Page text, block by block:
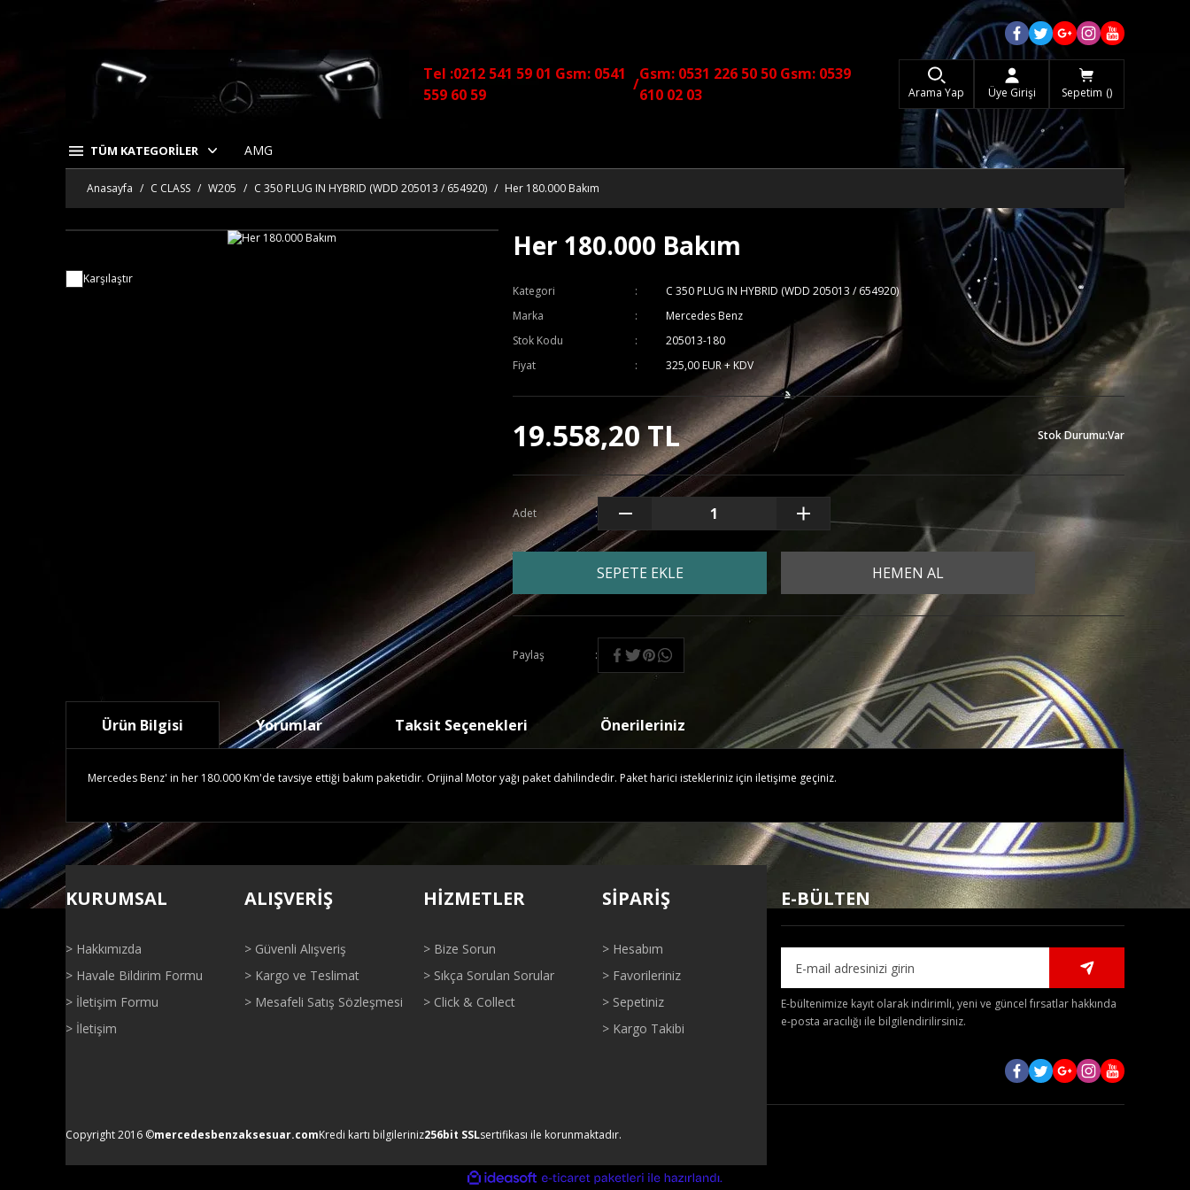
Tel :0212 541 59 01 Gsm: 0541
559 60 59
/
Gsm: 0531 226 50 50 Gsm: 0539
610 02 03
Arama Yap Üye Girişi Sepetim
TÜM KATEGORİLER AMG
Anasayfa C CLASS W205 C 350 PLUG IN HYBRID (WDD 205013 / 654920) Her 180.000 Bakım
Karşılaştır
Her 180.000 Bakım
Kategori
C 350 PLUG IN HYBRID (WDD 205013 / 654920)
Marka
Mercedes Benz
Stok Kodu
205013-180
Fiyat
325,00 EUR + KDV
19.558,20 TL Stok Durumu:Var
Adet
SEPETE EKLE HEMEN AL
Paylaş
Ürün Bilgisi Yorumlar Taksit Seçenekleri Önerileriniz
Mercedes Benz' in her 180.000 Km'de tavsiye ettiği bakım paketidir. Orijinal Motor yağı paket dahilindedir. Paket harici istekleriniz için iletişime geçiniz.
Bu ürünün fiyat bilgisi, resim, ürün açıklamalarında ve diğer konularda yetersiz gördüğünüz noktaları öneri formunu kullanarak tarafımıza iletebilirsiniz.
Görüş ve önerileriniz için teşekkür ederiz.
Ürün resmi kalitesiz, bozuk veya görüntülenemiyor.
Ürün fiyatı diğer sitelerden daha pahalı.
Gönder
KURUMSAL
> Hakkımızda
> Havale Bildirim Formu
> İletişim Formu
> İletişim
ALIŞVERİŞ
> Güvenli Alışveriş
> Kargo ve Teslimat
> Mesafeli Satış Sözleşmesi
HİZMETLER
> Bize Sorun
> Sıkça Sorulan Sorular
> Click & Collect
SİPARİŞ
> Hesabım
> Favorileriniz
> Sepetiniz
> Kargo Takibi
E-BÜLTEN
E-bültenimize kayıt olarak indirimli, yeni ve güncel fırsatlar hakkında
e-posta aracılığı ile bilgilendirilirsiniz.
Copyright 2016 ©mercedesbenzaksesuar.comKredi kartı bilgileriniz256bit SSLsertifikası ile korunmaktadır.
ideasoft
e-